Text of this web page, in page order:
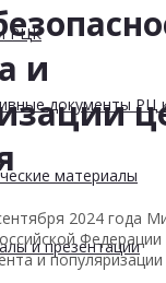
РЦК
документы РЦ
материалы
и презентации
и
2024 года
и